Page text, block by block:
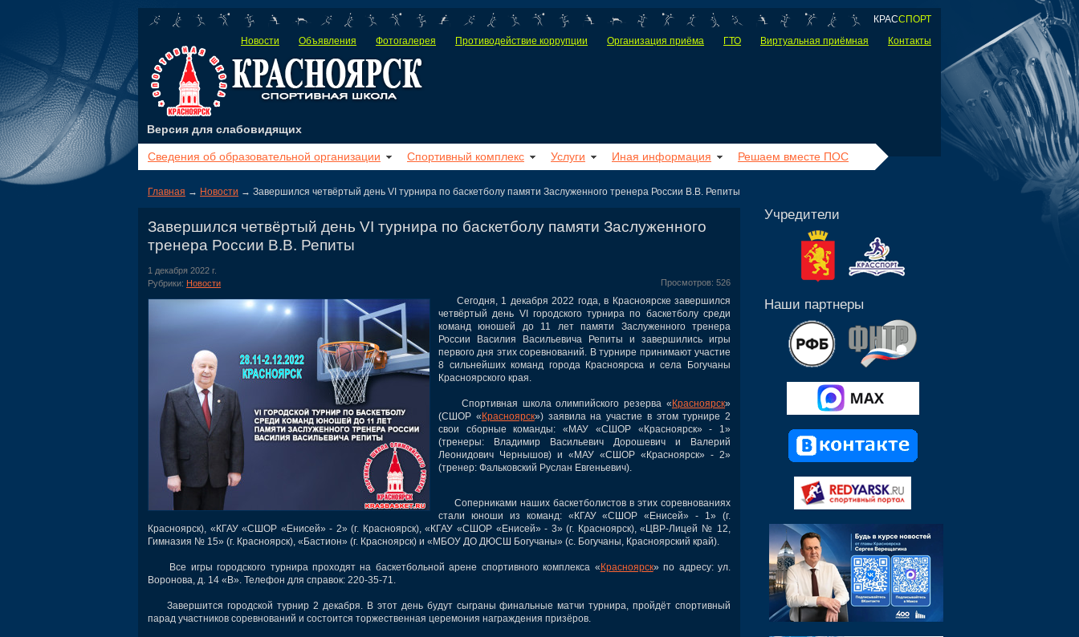
КРАССПОРТ
Новости
Объявления Фотогалерея Противодействие коррупции Организация приёма ГТО Виртуальная приёмная Контакты
Версия для слабовидящих
Сведения об образовательной организации Спортивный комплекс Услуги Иная информация Решаем вместе ПОС
Главная → Новости → Завершился четвёртый день VI турнира по баскетболу памяти Заслуженного тренера России В.В. Репиты
Завершился четвёртый день VI турнира по баскетболу памяти Заслуженного
тренера России В.В. Репиты
1 декабря 2022 г.
Рубрики: Новости Просмотров: 526
Сегодня, 1 декабря 2022 года, в Красноярске завершился
четвёртый день VI городского турнира по баскетболу среди
команд юношей до 11 лет памяти Заслуженного тренера
России Василия Васильевича Репиты и завершились игры
первого дня этих соревнований. В турнире принимают участие
8 сильнейших команд города Красноярска и села Богучаны
Красноярского края.
Спортивная школа олимпийского резерва «Красноярск»
(СШОР «Красноярск») заявила на участие в этом турнире 2
свои сборные команды: «МАУ «СШОР «Красноярск» - 1»
(тренеры: Владимир Васильевич Дорошевич и Валерий
Леонидович Чернышов) и «МАУ «СШОР «Красноярск» - 2»
(тренер: Фальковский Руслан Евгеньевич).
Соперниками наших баскетболистов в этих соревнованиях
стали юноши из команд: «КГАУ «СШОР «Енисей» - 1» (г.
Красноярск), «КГАУ «СШОР «Енисей» - 2» (г. Красноярск), «КГАУ «СШОР «Енисей» - 3» (г. Красноярск), «ЦВР-Лицей № 12,
Гимназия № 15» (г. Красноярск), «Бастион» (г. Красноярск) и «МБОУ ДО ДЮСШ Богучаны» (с. Богучаны, Красноярский край).
Все игры городского турнира проходят на баскетбольной арене спортивного комплекса «Красноярск» по адресу: ул.
Воронова, д. 14 «В». Телефон для справок: 220-35-71.
Завершится городской турнир 2 декабря. В этот день будут сыграны финальные матчи турнира, пройдёт спортивный
парад участников соревнований и состоится торжественная церемония награждения призёров.
Учредители
Наши партнеры